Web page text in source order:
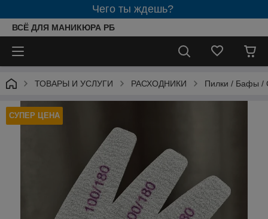
Чего ты ждешь?
ВСЁ ДЛЯ МАНИКЮРА РБ
ТОВАРЫ И УСЛУГИ РАСХОДНИКИ Пилки / Бафы
СУПЕР ЦЕНА